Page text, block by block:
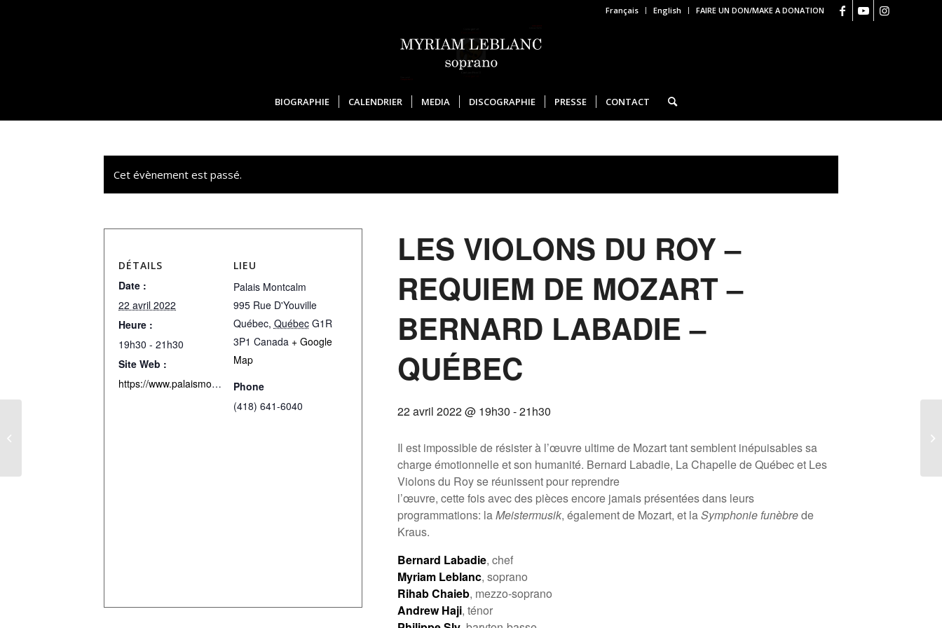
Français English FAIRE UN DON/MAKE A DONATION
BIOGRAPHIE CALENDRIER MEDIA DISCOGRAPHIE PRESSE CONTACT
Cet évènement est passé.
LES VIOLONS DU ROY –
REQUIEM DE MOZART –
BERNARD LABADIE –
QUÉBEC
22 avril 2022 @ 19h30 -21h30
Il est impossible de résister à l’œuvre ultime de Mozart tant semblent inépuisables sa
charge émotionnelle et son humanité. Bernard Labadie, La Chapelle de Québec et Les
Violons du Roy se réunissent pour reprendre
l’œuvre, cette fois avec des pièces encore jamais présentées dans leurs
programmations: laMeistermusik, également de Mozart, et laSymphonie funèbrede
Kraus.
Bernard Labadie, chef
Myriam Leblanc, soprano
Rihab Chaieb, mezzo-soprano
Andrew Haji, ténor
DÉTAILS
Date :
22 avril 2022
Heure :
19h30 - 21h30
Site Web :
https://www.palaismontcalm.ca/concert-spectacle-quebec/les-violons-du-roy-le-requiem-de-mozart-21-22-avril-22/
LIEU
Palais Montcalm
995 Rue D'Youville
Québec, Québec G1R
3P1 Canada + Google
Map
Phone
(418) 641-6040